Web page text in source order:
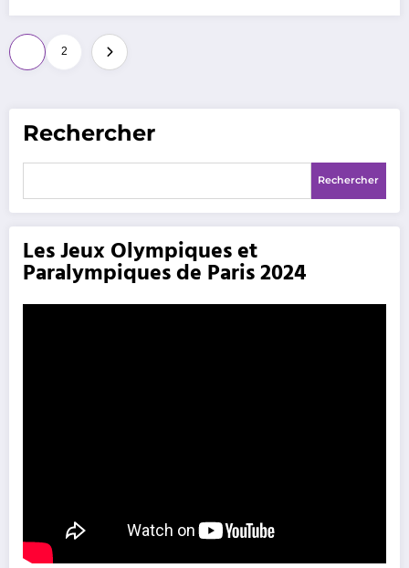
Pagination
des
publications
2
Rechercher
Rechercher
Les Jeux Olympiques et
Paralympiques de Paris 2024